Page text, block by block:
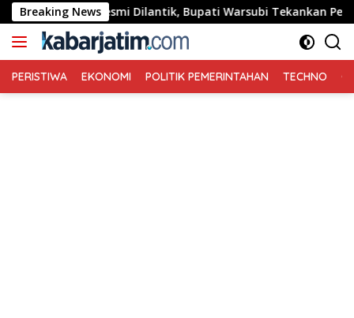
Langsung
ke
konten
Breaking News
Resmi Dilantik, Bupati Warsubi Tekankan Peran Strategis
PERISTIWA EKONOMI POLITIK PEMERINTAHAN TECHNO